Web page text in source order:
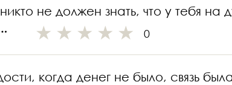
не должен знать, что у тебя
0
когда денег не было, связь